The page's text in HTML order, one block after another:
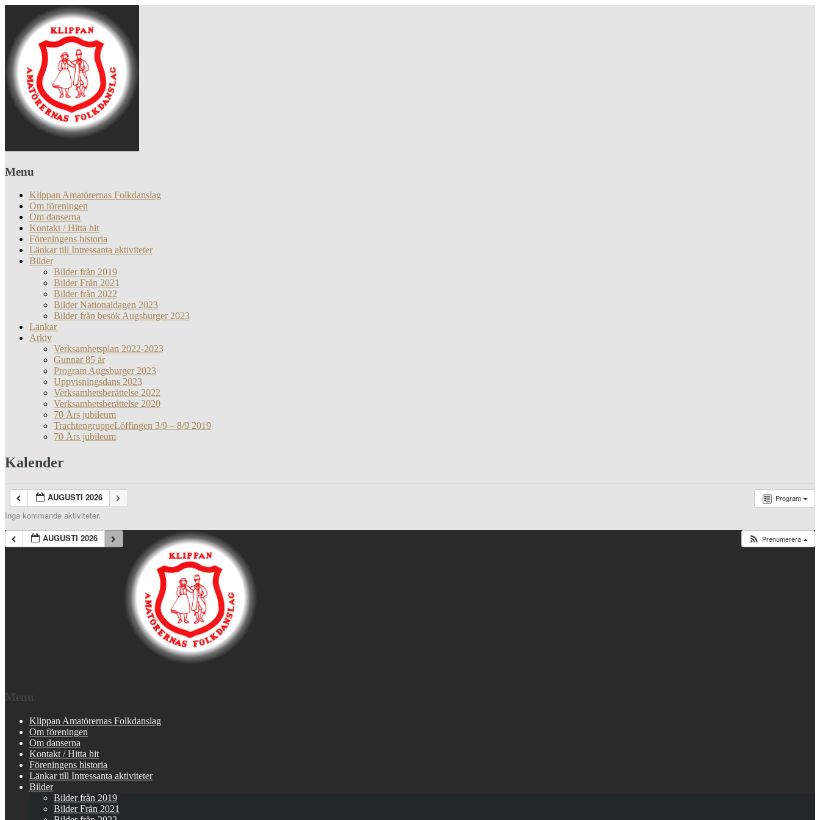
Menu
Klippan Amatörernas Folkdanslag
Om föreningen
Om danserna
Kontakt / Hitta hit
Föreningens historia
Länkar till Intressanta aktiviteter
Bilder
Bilder från 2019
Bilder Från 2021
Bilder från 2022
Bilder Nationaldagen 2023
Bilder från besök Augsburger 2023
Länkar
Arkiv
Verksamhetsplan 2022-2023
Gunnar 85 år
Program Augsburger 2023
Uppvisningsdans 2023
Verksamhetsberättelse 2022
Verksamhetsberättelse 2020
70 Års jubileum
TrachtengruppeLöffingen 3/9 – 8/9 2019
70 Års jubileum
Kalender
Program
AUGUSTI 2026
Inga kommande aktiviteter.
AUGUSTI 2026
Prenumerera
Menu
Klippan Amatörernas Folkdanslag
Om föreningen
Om danserna
Kontakt / Hitta hit
Föreningens historia
Länkar till Intressanta aktiviteter
Bilder
Bilder från 2019
Bilder Från 2021